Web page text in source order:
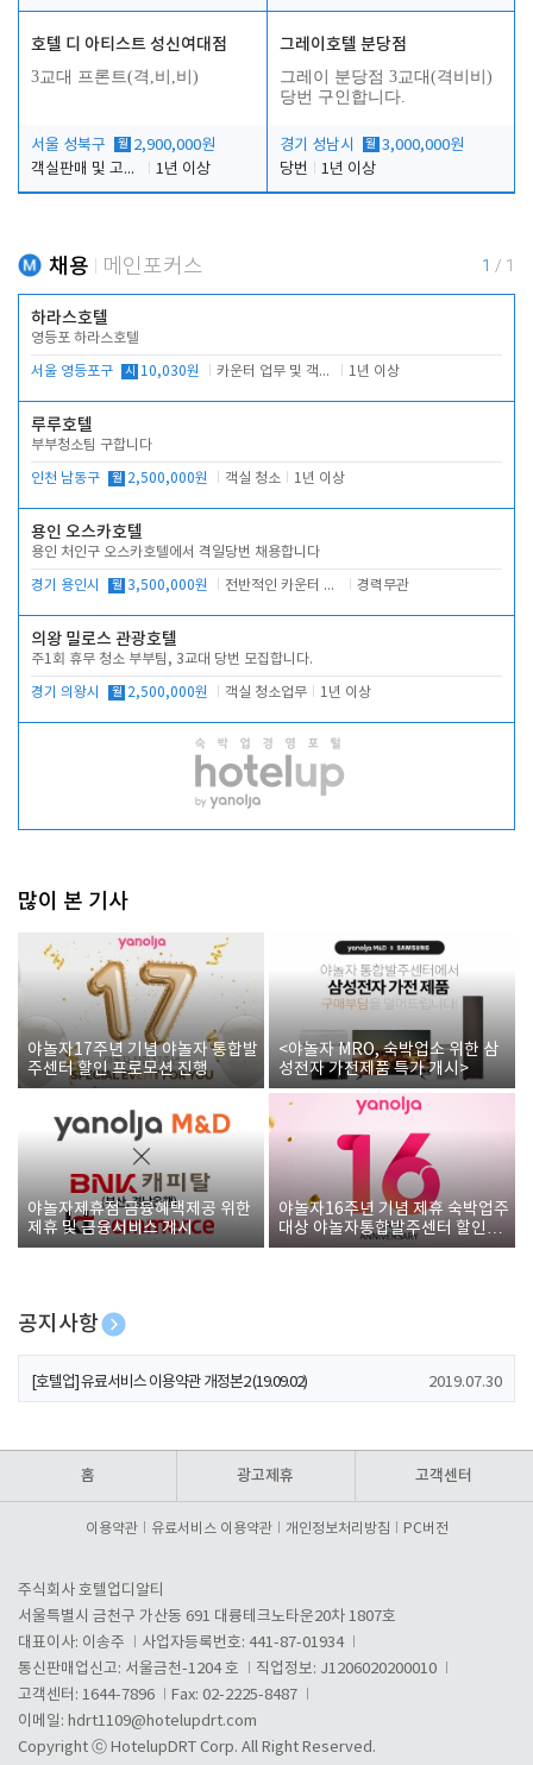
호텔 디 아티스트 성신여대점
3교대 프론트(격,비,비)
서울 성북구 월 2,900,000원
객실판매 및 고객응대
1년 이상
그레이호텔 분당점
그레이 분당점 3교대(격비비)
당번 구인합니다.
경기 성남시 월 3,000,000원
당번
1년 이상
채용 메인포커스 1 / 1
하라스호텔
영등포 하라스호텔
서울 영등포구 시 10,030원 카운터 업무 및 객실관리(청소상태 확인, 객실판매) 1년 이상
루루호텔
부부청소팀 구합니다
인천 남동구 월 2,500,000원 객실 청소 1년 이상
용인 오스카호텔
용인 처인구 오스카호텔에서 격일당번 채용합니다
경기 용인시 월 3,500,000원 전반적인 카운터 업무 경력무관
의왕 밀로스 관광호텔
주1회 휴무 청소 부부팀, 3교대 당번 모집합니다.
경기 의왕시 월 2,500,000원 객실 청소업무 1년 이상
많이 본 기사
야놀자17주년 기념 야놀자 통합발
주센터 할인 프로모션 진행
<야놀자 MRO, 숙박업소 위한 삼
성전자 가전제품 특가 개시>
야놀자제휴점 금융혜택제공 위한
제휴 및 금융서비스 게시
야놀자16주년 기념 제휴 숙박업주
대상 야놀자통합발주센터 할인쿠
폰 증정
공지사항
[호텔업] 개인정보 처리방침 개정본1 (19.09.02)
[호텔업] 유료서비스 이용약관 개정본2 (19.09.02) 2019.07.30
홈 광고제휴 고객센터
이용약관 유료서비스 이용약관 개인정보처리방침 PC버전
주식회사 호텔업디알티
서울특별시 금천구 가산동 691 대륭테크노타운20차 1807호
대표이사: 이송주
사업자등록번호: 441-87-01934
통신판매업신고: 서울금천-1204 호
직업정보: J1206020200010
고객센터: 1644-7896
Fax: 02-2225-8487
이메일: hdrt1109@hotelupdrt.com
Copyright ⓒ HotelupDRT Corp. All Right Reserved.